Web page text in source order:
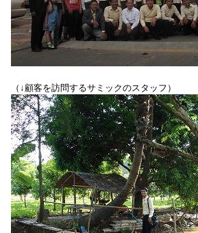
（↓顧客を訪問するサミックのスタッフ）